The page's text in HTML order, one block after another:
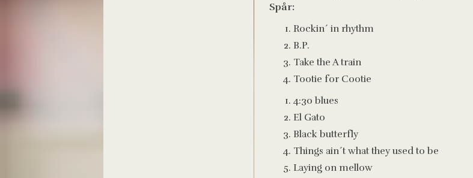
Spår:
Rockin´ in rhythm
B.P.
Take the A train
Tootie for Cootie
4:30 blues
El Gato
Black butterfly
Things ain´t what they used to be
Laying on mellow